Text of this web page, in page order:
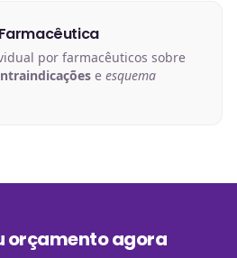
por farmacêuticos sobre
e esquema
orçamento agora